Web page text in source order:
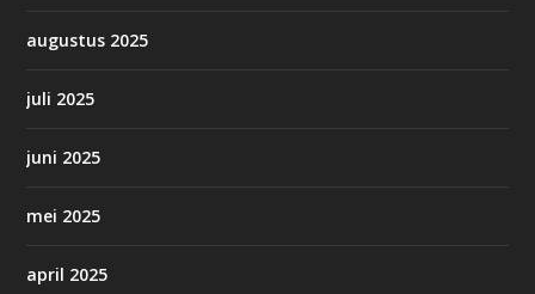
augustus 2025
juli 2025
juni 2025
mei 2025
april 2025